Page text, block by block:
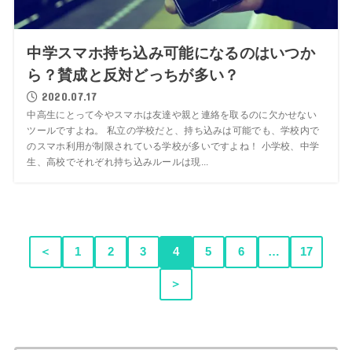
中学スマホ持ち込み可能になるのはいつか
ら？賛成と反対どっちが多い？
2020.07.17
中高生にとって今やスマホは友達や親と連絡を取るのに欠かせない
ツールですよね。 私立の学校だと、持ち込みは可能でも、学校内で
のスマホ利用が制限されている学校が多いですよね！ 小学校、中学
生、高校でそれぞれ持ち込みルールは現...
＜ 1 2 3 4 5 6 … 17
＞